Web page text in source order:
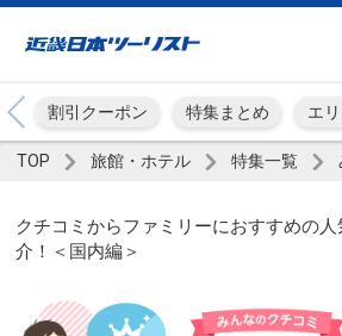
割引クーポン 特集まとめ エ
TOP 旅館・ホテル 特集一覧
クチコミからファミリーにおすすめの
介！＜国内編＞